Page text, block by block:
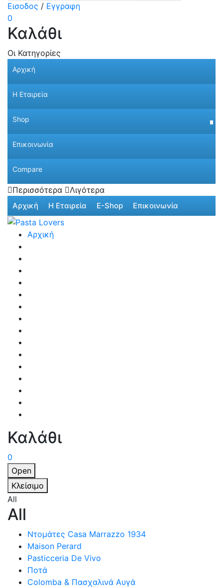
Εισοδος / Εγγραφη
0
Καλάθι
Οι Κατηγορίες
Αρχική
Η Εταιρεία
Shop
Επικοινωνία
Compare
Περισσότερα Λιγότερα
Αρχική Η Εταιρεία E-Shop Επικοινωνία
Αρχική
Καλάθι
0
Open
Κλείσιμο
All
All
Ντομάτες Casa Marrazzo 1934
Maison Perard
Pasticceria De Vivo
Ποτά
Colomba & Πασχαλινά Αυγά